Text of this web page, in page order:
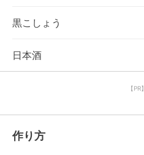
黒こしょう
日本酒
【PR】
作り方